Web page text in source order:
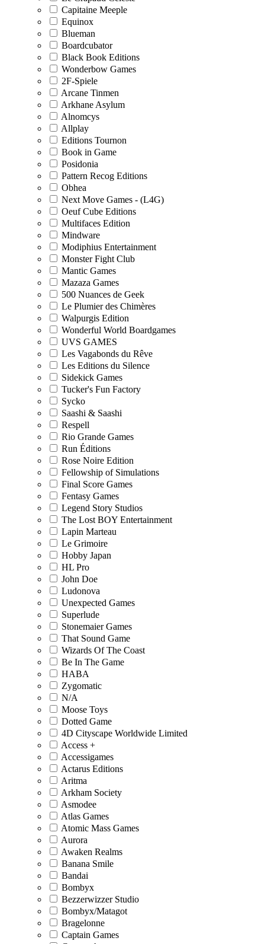
Capitaine Meeple
Equinox
Blueman
Boardcubator
Black Book Editions
Wonderbow Games
2F-Spiele
Arcane Tinmen
Arkhane Asylum
Alnomcys
Allplay
Editions Tournon
Book in Game
Posidonia
Pattern Recog Editions
Obhea
Next Move Games - (L4G)
Oeuf Cube Editions
Multifaces Edition
Mindware
Modiphius Entertainment
Monster Fight Club
Mantic Games
Mazaza Games
500 Nuances de Geek
Le Plumier des Chimères
Walpurgis Edition
Wonderful World Boardgames
UVS GAMES
Les Vagabonds du Rêve
Les Editions du Silence
Sidekick Games
Tucker's Fun Factory
Sycko
Saashi & Saashi
Respell
Rio Grande Games
Run Éditions
Rose Noire Edition
Fellowship of Simulations
Final Score Games
Fentasy Games
Legend Story Studios
The Lost BOY Entertainment
Lapin Marteau
Le Grimoire
Hobby Japan
HL Pro
John Doe
Ludonova
Unexpected Games
Superlude
Stonemaier Games
That Sound Game
Wizards Of The Coast
Be In The Game
HABA
Zygomatic
N/A
Moose Toys
Dotted Game
4D Cityscape Worldwide Limited
Access +
Accessigames
Actarus Editions
Aritma
Arkham Society
Asmodee
Atlas Games
Atomic Mass Games
Aurora
Awaken Realms
Banana Smile
Bandai
Bombyx
Bezzerwizzer Studio
Bombyx/Matagot
Bragelonne
Captain Games